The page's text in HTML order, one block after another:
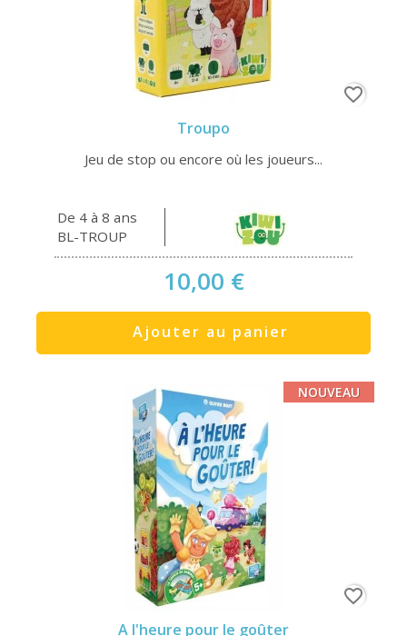
Troupo
Jeu de stop ou encore où les joueurs...
De 4 à 8 ans
BL-TROUP
10,00 €
Ajouter au panier
favorite_border
A l'heure pour le goûter
NOUVEAU
favorite_border